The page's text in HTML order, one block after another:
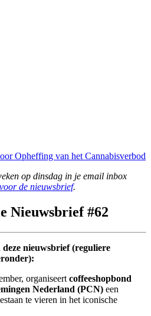
op dinsdag in je email inbox
de nieuwsbrief.
Nieuwsbrief #62
nieuwsbrief (reguliere
organiseert coffeeshopbond
Nederland (PCN) een
te vieren in het iconische